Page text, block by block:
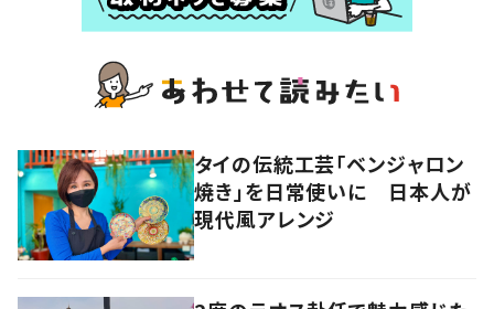
タイの伝統工芸「ベンジャロン
焼き」を日常使いに 日本人が
現代風アレンジ